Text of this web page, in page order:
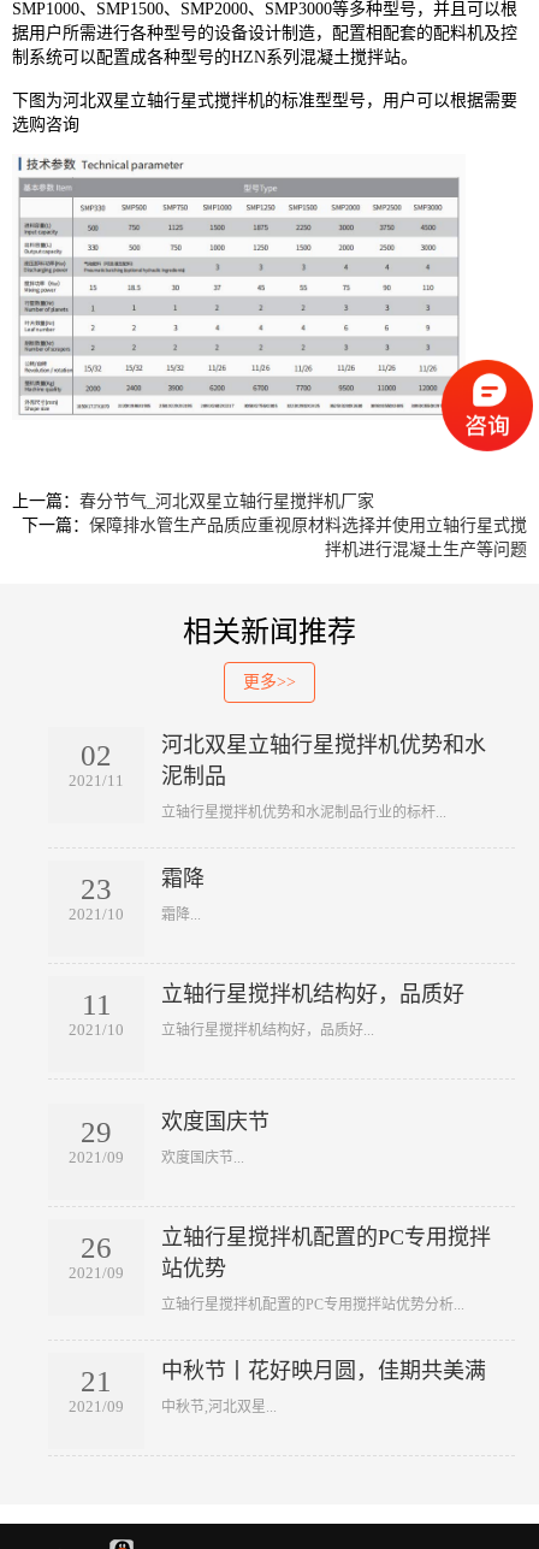
SMP1000、SMP1500、SMP2000、SMP3000等多种型号，并且可以根
据用户所需进行各种型号的设备设计制造，配置相配套的配料机及控
制系统可以配置成各种型号的HZN系列混凝土搅拌站。
下图为河北双星立轴行星式搅拌机的标准型型号，用户可以根据需要
选购咨询
上一篇： 春分节气_河北双星立轴行星搅拌机厂家
下一篇： 保障排水管生产品质应重视原材料选择并使用立轴行星式搅
拌机进行混凝土生产等问题
相关新闻推荐
更多>>
02
2021/11
河北双星立轴行星搅拌机优势和水
泥制品
​立轴行星搅拌机优势和水泥制品行业的标杆...
23
2021/10
霜降
​霜降...
11
2021/10
立轴行星搅拌机结构好，品质好
​立轴行星搅拌机结构好，品质好...
29
2021/09
欢度国庆节
​欢度国庆节...
26
2021/09
立轴行星搅拌机配置的PC专用搅拌
站优势
​立轴行星搅拌机配置的PC专用搅拌站优势分析...
21
2021/09
中秋节丨花好映月圆，佳期共美满
​中秋节,河北双星...